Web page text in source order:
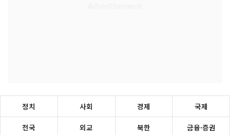
정치 사회 경제 국제
전국 외교 북한 금융·증권